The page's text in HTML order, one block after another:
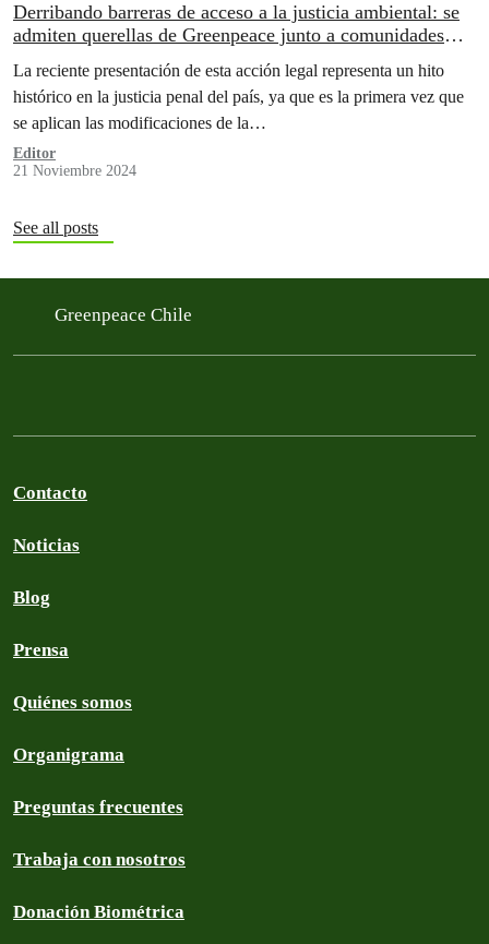
Derribando barreras de acceso a la justicia ambiental: se
admiten querellas de Greenpeace junto a comunidades
para defender la naturaleza
La reciente presentación de esta acción legal representa un hito
histórico en la justicia penal del país, ya que es la primera vez que
se aplican las modificaciones de la…
Editor
21 Noviembre 2024
See all posts
Greenpeace Chile
Contacto
Noticias
Blog
Prensa
Quiénes somos
Organigrama
Preguntas frecuentes
Trabaja con nosotros
Donación Biométrica